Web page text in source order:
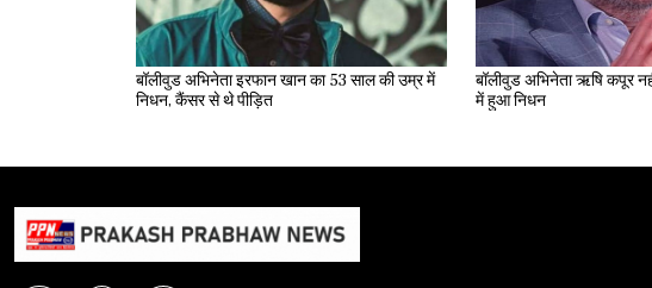
बॉलीवुड अभिनेता इरफान खान का 53 साल की उम्र में
निधन, कैंसर से थे पीड़ित
बॉलीवुड अभिनेता ऋषि कपूर
में हुआ निधन